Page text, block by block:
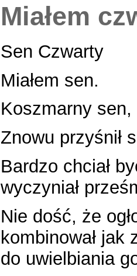
Miałem
Sen Czwarty
Miałem sen.
Koszmarny
Znowu przyśnił
Bardzo chciał
wyczyniał
Nie dość, że
kombinował jak
do uwielbiania